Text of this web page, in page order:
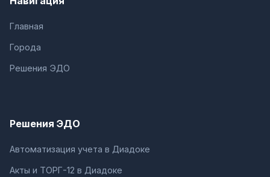
Главная
Города
Решения ЭДО
Решения ЭДО
Автоматизация учета в Диадоке
Акты и ТОРГ-12 в Диадоке